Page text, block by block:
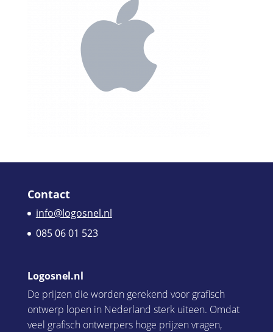
Contact
info@logosnel.nl
085 06 01 523
Logosnel.nl
De prijzen die worden gerekend voor grafisch
ontwerp lopen in Nederland sterk uiteen. Omdat
veel grafisch ontwerpers hoge prijzen vragen,